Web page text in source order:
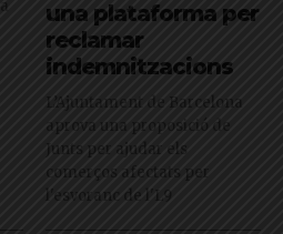
una plataforma per
reclamar
indemnitzacions
L’Ajuntament de Barcelona
aprova una proposició de
Junts per ajudar els
comerços afectats per
l'esvoranc de l'L9